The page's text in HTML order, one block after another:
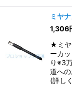
ミヤ
1,306
★ミヤ
ーカ
り※3
道へ
(詳し